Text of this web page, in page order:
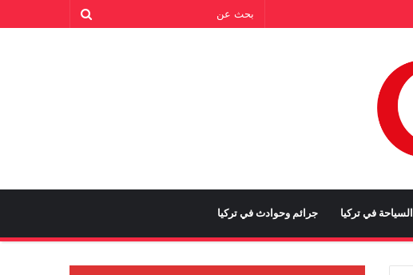
السياحة في تركيا جرائم وحوادث في تركيا